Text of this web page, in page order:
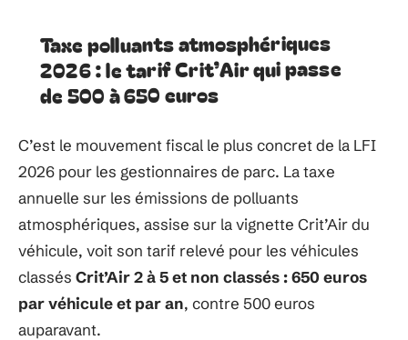
Taxe polluants atmosphériques
2026 : le tarif Crit’Air qui passe
de 500 à 650 euros
C’est le mouvement fiscal le plus concret de la LFI
2026 pour les gestionnaires de parc. La taxe
annuelle sur les émissions de polluants
atmosphériques, assise sur la vignette Crit’Air du
véhicule, voit son tarif relevé pour les véhicules
classés Crit’Air 2 à 5 et non classés : 650 euros
par véhicule et par an, contre 500 euros
auparavant.